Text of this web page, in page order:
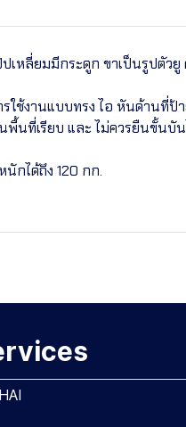
หลี่ยมมีกระดูก ขาเป็นรูปตั
ช้งานแบบทรง ไอ หันด้านที่ป้
ที่เรียบ และ ไม่ควรยืนขั้นบั
กได้ถึง 120 กก.